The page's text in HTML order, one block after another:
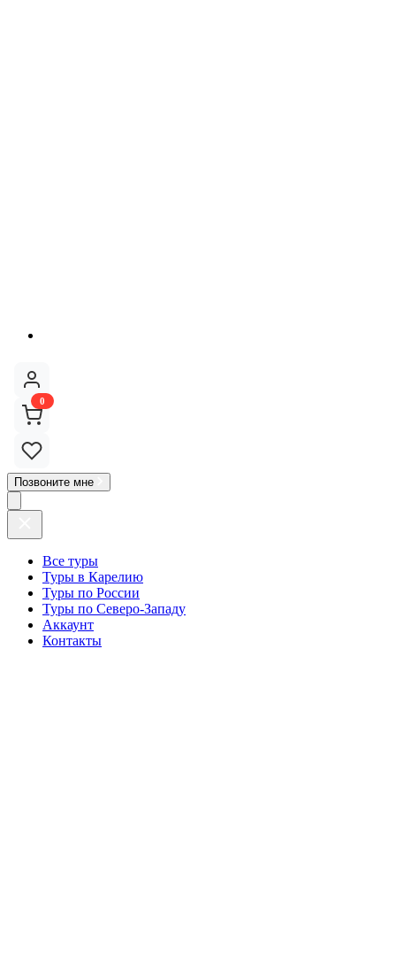
0
Позвоните мне
Все туры
Туры в Карелию
Туры по России
Туры по Северо-Западу
Аккаунт
Контакты